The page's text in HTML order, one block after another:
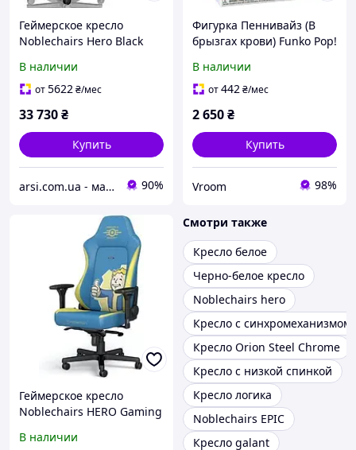
Геймерское кресло
Noblechairs Hero Black
В наличии
от5622₴/мес
33 730₴
Купить
arsi.com.ua - магазин техники 90%
Фигурка Пеннивайз (В
брызгах крови) Funko Pop!
PENNYWISE BLOOD
SPLATTER (LIMITED
В наличии
от442₴/мес
2 650₴
Купить
Vroom 98%
Геймерское кресло
Noblechairs HERO Gaming
(NBLHROPUFVT)
В наличии
Смотри также
Кресло белое
Черно-белое кресло
Noblechairs hero
Кресло с синхромеханизмом
Кресло Orion Steel Chrome
Кресло с низкой спинкой
Кресло логика
Noblechairs EPIC
Кресло galant